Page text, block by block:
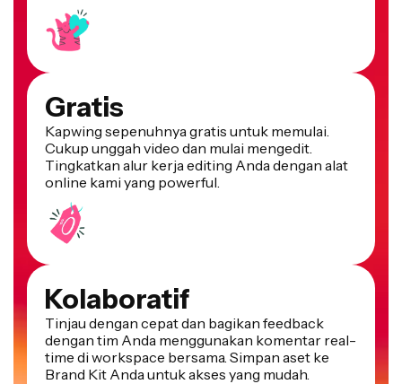
Gratis
Kapwing sepenuhnya gratis untuk memulai.
Cukup unggah video dan mulai mengedit.
Tingkatkan alur kerja editing Anda dengan alat
online kami yang powerful.
Kolaboratif
Tinjau dengan cepat dan bagikan feedback
dengan tim Anda menggunakan komentar real-
time di workspace bersama. Simpan aset ke
Brand Kit Anda untuk akses yang mudah.